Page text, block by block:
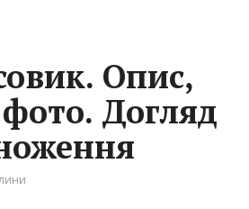
Опис,
фото. Догляд